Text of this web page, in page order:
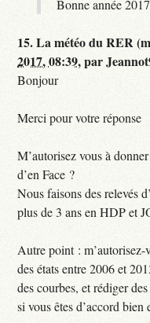
Bonne année 2017
15.La météo du RER
2017, 08:39,par
Bonjour
Merci pour votre réponse
M’autorisez vous à
d’en Face ?
Nous faisons des relevés
plus de 3 ans en HDP et
Autre point : m’autorisez-
des états entre 2006 et
des courbes, et rédiger
si vous êtes d’accord bien